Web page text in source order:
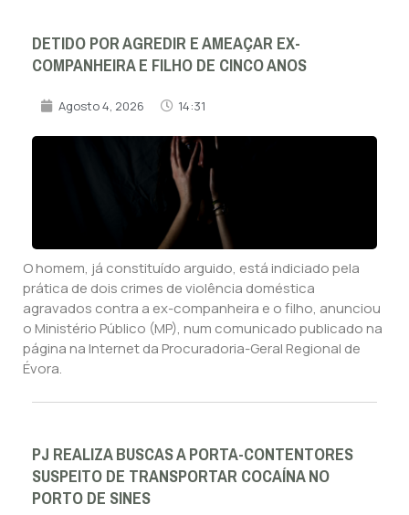
DETIDO POR AGREDIR E AMEAÇAR EX-
COMPANHEIRA E FILHO DE CINCO ANOS
Agosto 4, 2026 14:31
O homem, já constituído arguido, está indiciado pela
prática de dois crimes de violência doméstica
agravados contra a ex-companheira e o filho, anunciou
o Ministério Público (MP), num comunicado publicado na
página na Internet da Procuradoria-Geral Regional de
Évora.
PJ REALIZA BUSCAS A PORTA-CONTENTORES
SUSPEITO DE TRANSPORTAR COCAÍNA NO
PORTO DE SINES